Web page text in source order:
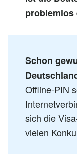
problemlos
Schon
Offline-PIN
sich die
vielen